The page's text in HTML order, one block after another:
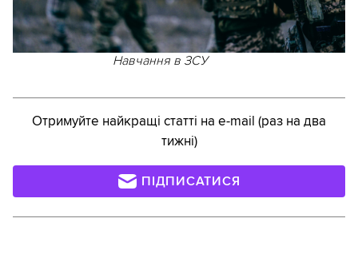
Навчання в ЗСУ
Отримуйте найкращі статті на e-mail (раз на два
тижні)
ПІДПИСАТИСЯ